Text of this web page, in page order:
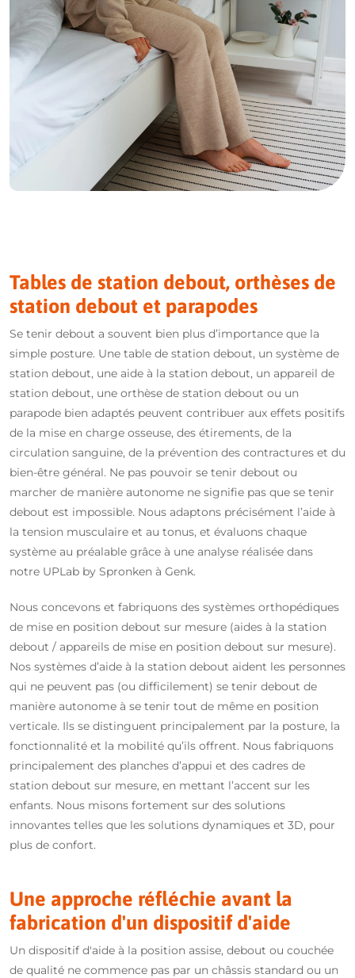
Tables de station debout, orthèses de
station debout et parapodes
Se tenir debout a souvent bien plus d’importance que la
simple posture. Une table de station debout, un système de
station debout, une aide à la station debout, un appareil de
station debout, une orthèse de station debout ou un
parapode bien adaptés peuvent contribuer aux effets positifs
de la mise en charge osseuse, des étirements, de la
circulation sanguine, de la prévention des contractures et du
bien-être général. Ne pas pouvoir se tenir debout ou
marcher de manière autonome ne signifie pas que se tenir
debout est impossible. Nous adaptons précisément l’aide à
la tension musculaire et au tonus, et évaluons chaque
système au préalable grâce à une analyse réalisée dans
notre UPLab by Spronken à Genk.
Nous concevons et fabriquons des systèmes orthopédiques
de mise en position debout sur mesure (aides à la station
debout / appareils de mise en position debout sur mesure).
Nos systèmes d’aide à la station debout aident les personnes
qui ne peuvent pas (ou difficilement) se tenir debout de
manière autonome à se tenir tout de même en position
verticale. Ils se distinguent principalement par la posture, la
fonctionnalité et la mobilité qu’ils offrent. Nous fabriquons
principalement des planches d’appui et des cadres de
station debout sur mesure, en mettant l’accent sur les
enfants. Nous misons fortement sur des solutions
innovantes telles que les solutions dynamiques et 3D, pour
plus de confort.
Une approche réfléchie avant la
fabrication d'un dispositif d'aide
Un dispositif d'aide à la position assise, debout ou couchée
de qualité ne commence pas par un châssis standard ou un